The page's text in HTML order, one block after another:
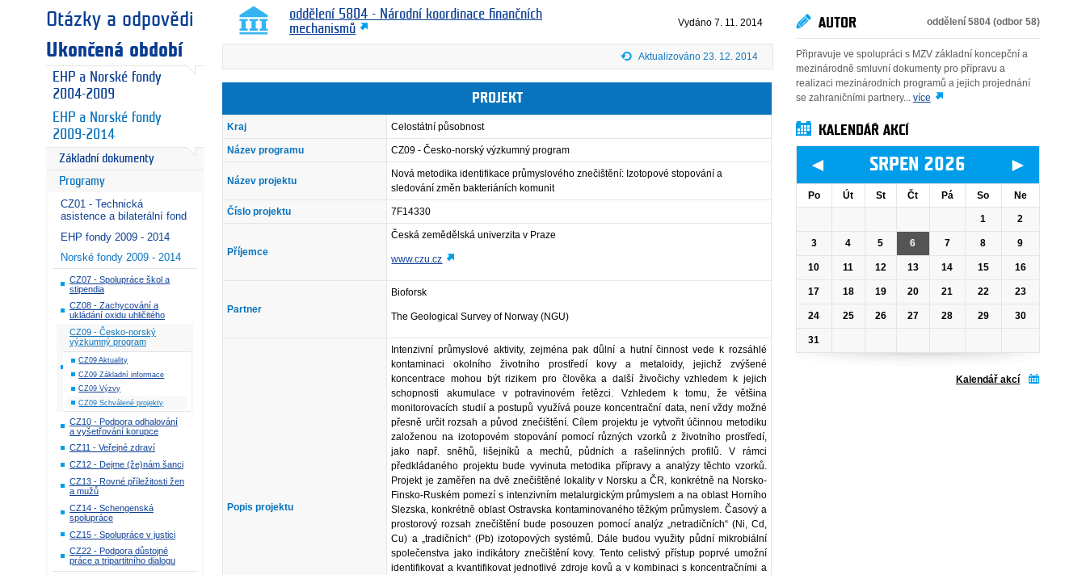
Otázky a odpovědi
Ukončená období
EHP a Norské fondy
2004-2009
EHP a Norské fondy
2009-2014
Základní dokumenty
Programy
CZ01 - Technická
asistence a bilaterální fond
EHP fondy 2009 - 2014
Norské fondy 2009 - 2014
CZ07 - Spolupráce škol a
stipendia
CZ08 - Zachycování a
ukládání oxidu uhličitého
CZ09 - Česko-norský
výzkumný program
CZ09 Aktuality
CZ09 Základní informace
CZ09 Výzvy
CZ09 Schválené projekty
CZ10 - Podpora odhalování
a vyšetřování korupce
CZ11 - Veřejné zdraví
CZ12 - Dejme (že)nám šanci
CZ13 - Rovné příležitosti žen
a mužů
CZ14 - Schengenská
spolupráce
CZ15 - Spolupráce v justici
CZ22 - Podpora důstojné
práce a tripartitního dialogu
oddělení 5804 - Národní koordinace finančních
mechanismů
Vydáno 7. 11. 2014
Aktualizováno 23. 12. 2014
PROJEKT
Kraj Celostátní působnost
Název programu CZ09 - Česko-norský výzkumný program
Název projektu
Nová metodika identifikace průmyslového znečištění: Izotopové stopování a
sledování změn bakteriáních komunit
Číslo projektu 7F14330
Příjemce
Česká zemědělská univerzita v Praze
www.czu.cz
Partner
Bioforsk
The Geological Survey of Norway (NGU)
Popis projektu
Intenzivní průmyslové aktivity, zejména pak důlní a hutní činnost vede k rozsáhlé
kontaminaci okolního životního prostředí kovy a metaloidy, jejichž zvýšené
koncentrace mohou být rizikem pro člověka a další živočichy vzhledem k jejich
schopnosti akumulace v potravinovém řetězci. Vzhledem k tomu, že většina
monitorovacích studií a postupů využívá pouze koncentrační data, není vždy možné
přesně určit rozsah a původ znečištění. Cílem projektu je vytvořit účinnou metodiku
založenou na izotopovém stopování pomocí různých vzorků z životního prostředí,
jako např. sněhů, lišejníků a mechů, půdních a rašelinných profilů. V rámci
předkládaného projektu bude vyvinuta metodika přípravy a analýzy těchto vzorků.
Projekt je zaměřen na dvě znečištěné lokality v Norsku a ČR, konkrétně na Norsko-
Finsko-Ruském pomezí s intenzivním metalurgickým průmyslem a na oblast Horního
Slezska, konkrétně oblast Ostravska kontaminovaného těžkým průmyslem. Časový a
prostorový rozsah znečištění bude posouzen pomocí analýz „netradičních“ (Ni, Cd,
Cu) a „tradičních“ (Pb) izotopových systémů. Dále budou využity půdní mikrobiální
společenstva jako indikátory znečištění kovy. Tento celistvý přístup poprvé umožní
identifikovat a kvantifikovat jednotlivé zdroje kovů a v kombinaci s koncentračními a
AUTOR oddělení 5804 (odbor 58)
Připravuje ve spolupráci s MZV základní koncepční a
mezinárodně smluvní dokumenty pro přípravu a
realizaci mezinárodních programů a jejich projednání
se zahraničními partnery... více
KALENDÁŘ AKCÍ
◄ SRPEN 2026 ►
Po Út St Čt Pá So Ne
1 2
3 4 5 6 7 8 9
10 11 12 13 14 15 16
17 18 19 20 21 22 23
24 25 26 27 28 29 30
31
Kalendář akcí